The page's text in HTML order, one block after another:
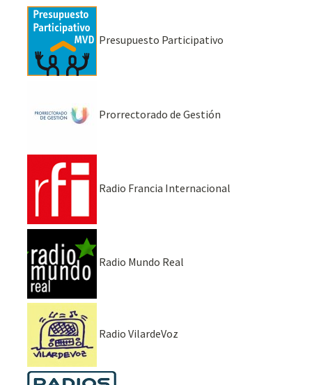
Presupuesto Participativo
Prorrectorado de Gestión
Radio Francia Internacional
Radio Mundo Real
Radio VilardeVoz